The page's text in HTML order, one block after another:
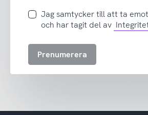
Jag
samtycker
att
Jag samtycker till att ta
och har tagit del av
Prenumerera